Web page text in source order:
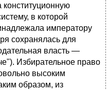
в которой
импе­ратору
сохранялась для
власть —
Избиратель­ное право
высоким
образом, из